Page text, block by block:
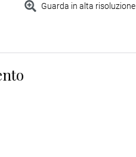
Guarda in alta risoluzione